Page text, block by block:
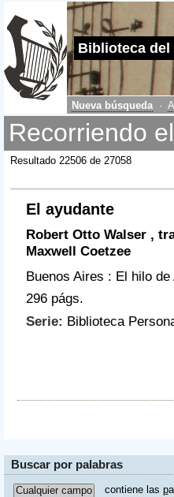
Biblioteca del
Nueva búsqueda ·
Recorriendo
Resultado 22506 de 27058
El ayudante
Robert Otto Walser ,
Maxwell Coetzee
Buenos Aires : El hilo de
296 págs.
Serie: Biblioteca
Buscar por palabras
contiene las p